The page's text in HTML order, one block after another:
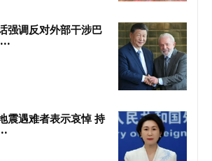
强调反对外部干涉巴
震遇难者表示哀悼 持